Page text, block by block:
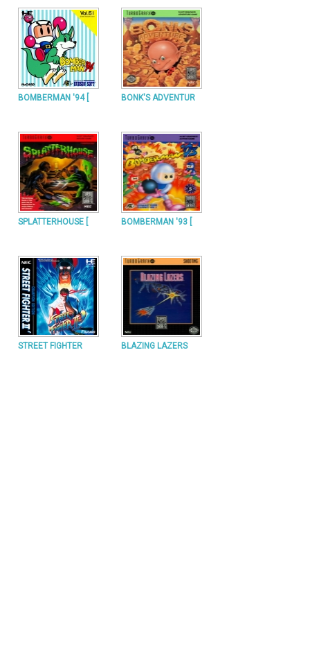
BOMBERMAN '94 [ BONK'S ADVENTUR
SPLATTERHOUSE [ BOMBERMAN '93 [
STREET FIGHTER BLAZING LAZERS